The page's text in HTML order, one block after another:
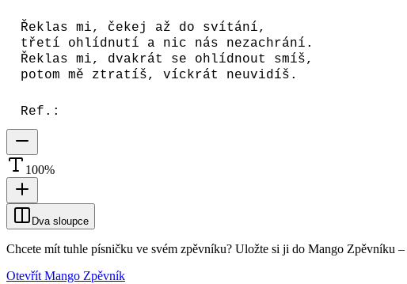
Řeklas mi, čekej až do svítání,
třetí ohlídnutí a nic nás nezachrání.
Řeklas mi, dvakrát se ohlídnout smíš,
potom mě ztratíš, víckrát neuvidíš.
Ref.:
100%
Dva sloupce
Chcete mít tuhle písničku ve svém zpěvníku? Uložte si ji do Mango Zpěvníku –
Otevřít Mango Zpěvník